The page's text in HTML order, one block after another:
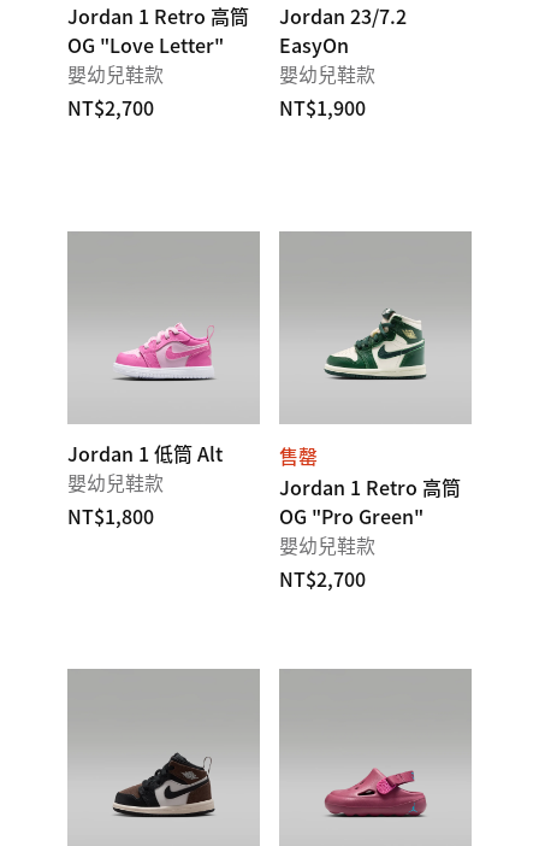
Jordan 1 Retro 高筒
OG "Love Letter"
嬰幼兒鞋款
NT$2,700
Jordan 23/7.2
EasyOn
嬰幼兒鞋款
NT$1,900
Jordan 1 低筒 Alt
嬰幼兒鞋款
NT$1,800
售罄
Jordan 1 Retro 高筒
OG "Pro Green"
嬰幼兒鞋款
NT$2,700